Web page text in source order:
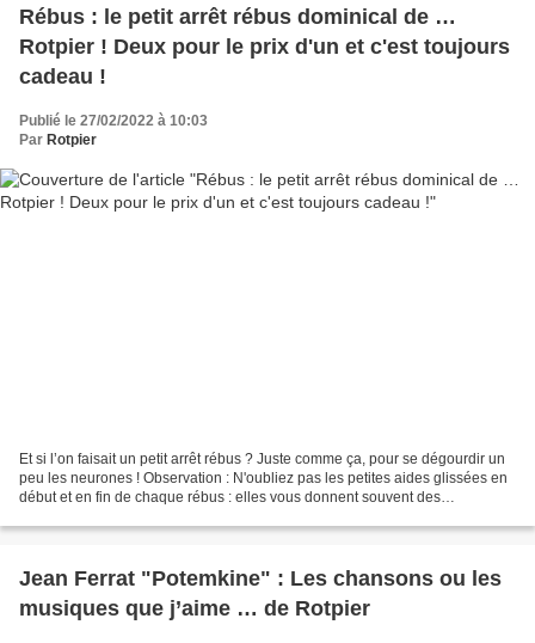
Rébus : le petit arrêt rébus dominical de …
Rotpier ! Deux pour le prix d'un et c'est toujours
cadeau !
Publié le 27/02/2022 à 10:03
Par Rotpier
Et si l’on faisait un petit arrêt rébus ? Juste comme ça, pour se dégourdir un
peu les neurones ! Observation : N'oubliez pas les petites aides glissées en
début et en fin de chaque rébus : elles vous donnent souvent des
Jean Ferrat "Potemkine" : Les chansons ou les
musiques que j’aime … de Rotpier